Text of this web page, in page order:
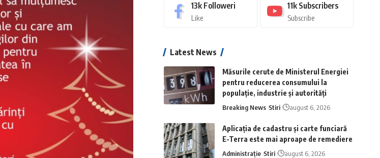
13k Followeri
Like
11k Subscribers
Subscribe
Latest News
Măsurile cerute de Ministerul Energiei
pentru reducerea consumului la
populație, industrie și autorități
Breaking News Stiri august 6, 2026
Aplicaţia de cadastru şi carte funciară
E-Terra este mai aproape de remediere
Administrație Stiri august 6, 2026